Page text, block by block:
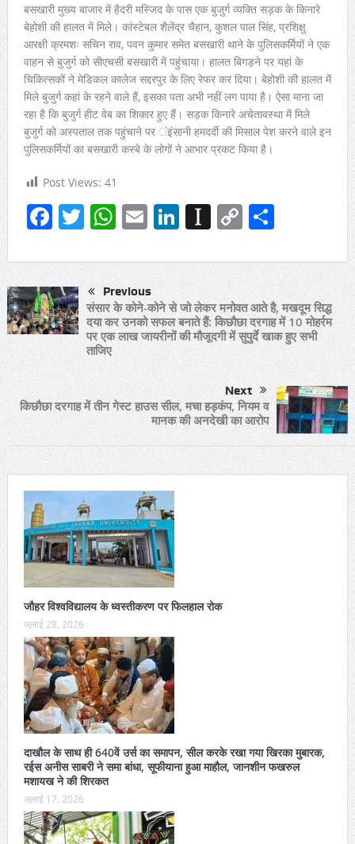
बसखारी मुख्य बाजार में हैदरी मस्जिद के पास एक बुजुर्ग व्यक्ति सड़क के किनारे
बेहोशी की हालत में मिले। कांस्टेबल शैलेंद्र चैहान, कुशल पाल सिंह, प्रशिक्षु
आरक्षी क्रमशः सचिन राव, पवन कुमार समेत बसखारी थाने के पुलिसकर्मियों ने एक
वाहन से बुजुर्ग को सीएचसी बसखारी में पहुंचाया। हालत बिगड़ने पर यहां के
चिकित्सकों ने मेडिकल कालेज सद्दरपुर के लिए रेफर कर दिया। बेहोशी की हालत में
मिले बुजुर्ग कहां के रहने वाले हैं, इसका पता अभी नहीं लग पाया है। ऐसा माना जा
रहा है कि बुजुर्ग हीट वेब का शिकार हुए हैं। सड़क किनारे अचेतावस्था में मिले
बुजुर्ग को अस्पताल तक पहुंचाने पर ंइंसानी हमदर्दी की मिसाल पेश करने वाले इन
पुलिसकर्मियों का बसखारी कस्बे के लोगों ने आभार प्रकट किया है।
Post Views: 41
Facebook
Twitter
WhatsApp
EmailLinkedIn
Instapaper
CopyShare
Previous
संसार के कोने-कोने से जो लेकर मनोवत आते है, मखदूम सिद्ध
दया कर उनको सफल बनाते हैं: किछौछा दरगाह में 10 मोहर्रम
पर एक लाख जायरीनों की मौजूदगी में सुपुर्दे खाक हुए सभी
ताजिए
Next
किछौछा दरगाह में तीन गेस्ट हाउस सील, मचा हड़कंप, नियम व
मानक की अनदेखी का आरोप
जौहर विश्वविद्यालय के ध्वस्तीकरण पर फिलहाल रोक
जुलाई 28, 2026
दाखौल के साथ ही 640वें उर्स का समापन, सील करके रखा गया खिरका मुबारक,
रईस अनीस साबरी ने समा बांधा, सूफीयाना हुआ माहौल, जानशीन फखरुल
मशायख ने की शिरकत
जुलाई 17, 2026